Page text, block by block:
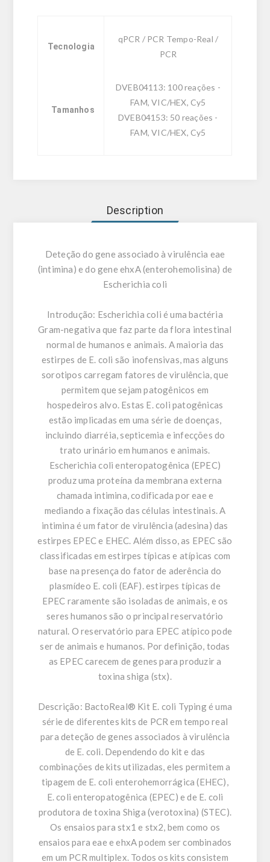
Tecnologia
qPCR / PCR Tempo-Real /
PCR
Tamanhos
DVEB04113: 100 reações -
FAM, VIC/HEX, Cy5
DVEB04153: 50 reações -
FAM, VIC/HEX, Cy5
Description
Deteção do gene associado à virulência eae
(intimina) e do gene ehxA (enterohemolisina) de
Escherichia coli
Introdução: Escherichia coli é uma bactéria
Gram-negativa que faz parte da flora intestinal
normal de humanos e animais. A maioria das
estirpes de E. coli são inofensivas, mas alguns
sorotipos carregam fatores de virulência, que
permitem que sejam patogênicos em
hospedeiros alvo. Estas E. coli patogênicas
estão implicadas em uma série de doenças,
incluindo diarréia, septicemia e infecções do
trato urinário em humanos e animais.
Escherichia coli enteropatogênica (EPEC)
produz uma proteína da membrana externa
chamada intimina, codificada por eae e
mediando a fixação das células intestinais. A
intimina é um fator de virulência (adesina) das
estirpes EPEC e EHEC. Além disso, as EPEC são
classificadas em estirpes típicas e atípicas com
base na presença do fator de aderência do
plasmídeo E. coli (EAF). estirpes típicas de
EPEC raramente são isoladas de animais, e os
seres humanos são o principal reservatório
natural. O reservatório para EPEC atípico pode
ser de animais e humanos. Por definição, todas
as EPEC carecem de genes para produzir a
toxina shiga (stx).
Descrição: BactoReal® Kit E. coli Typing é uma
série de diferentes kits de PCR em tempo real
para deteção de genes associados à virulência
de E. coli. Dependendo do kit e das
combinações de kits utilizadas, eles permitem a
tipagem de E. coli enterohemorrágica (EHEC),
E. coli enteropatogênica (EPEC) e de E. coli
produtora de toxina Shiga (verotoxina) (STEC).
Os ensaios para stx1 e stx2, bem como os
ensaios para eae e ehxA podem ser combinados
em um PCR multiplex. Todos os kits consistem